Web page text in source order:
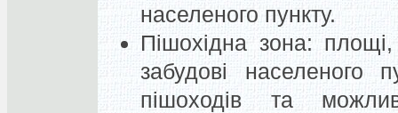
населеного пункту.
Пішохідна зона:
забудові населеного
пішоходів та